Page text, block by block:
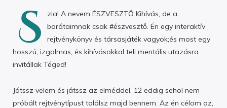
S
zia! A nevem ÉSZVESZTŐ Kihívás, de a
barátaimnak csak #észvesztő. Én egy interaktív
rejtvénykönyv és társasjáték vagyok;és most egy
hosszú, izgalmas, és kihívásokkal teli mentális utazásra
invitállak Téged!
Játssz velem és játssz az elméddel, 12 eddig sehol nem
próbált rejtvénytípust találsz majd bennem. Az én célom az,